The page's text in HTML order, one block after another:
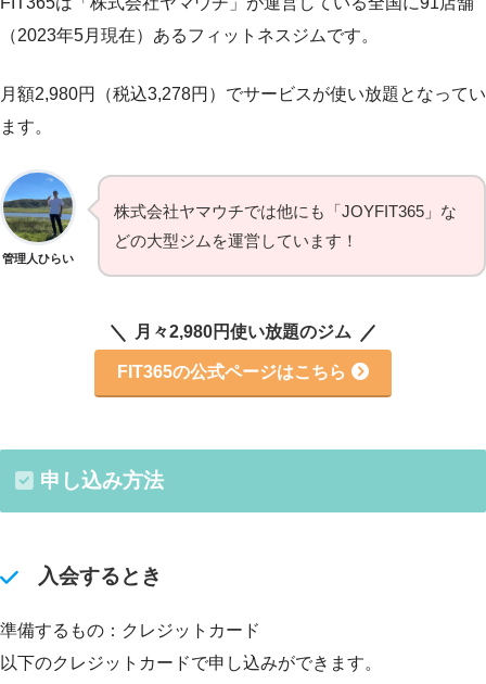
（2023年5月現在）あるフィットネスジムです。
月額2,980円（税込3,278円）でサービスが使い放題となってい
ます。
管理人ひらい
株式会社ヤマウチでは他にも「JOYFIT365」な
どの大型ジムを運営しています！
月々2,980円使い放題のジム
FIT365の公式ページはこちら
申し込み方法
入会するとき
準備するもの：クレジットカード
以下のクレジットカードで申し込みができます。